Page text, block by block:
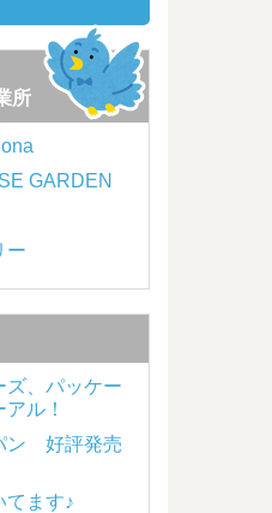
所
GARDEN
ー
ズ、パッケー
ル！
ン 好評発売
てます♪